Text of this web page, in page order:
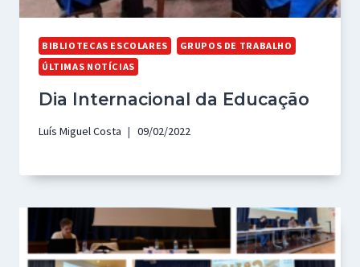
BIBLIOTECAS ESCOLARES
GRUPOS DE TRABALHO
ÚLTIMAS NOTÍCIAS
Dia Internacional da Educação
Luís Miguel Costa 09/02/2022